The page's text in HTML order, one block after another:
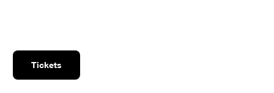
Tickets